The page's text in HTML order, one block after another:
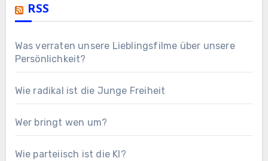
RSS
Was verraten unsere Lieblingsfilme über unsere
Persönlichkeit?
Wie radikal ist die Junge Freiheit
Wer bringt wen um?
Wie parteiisch ist die KI?